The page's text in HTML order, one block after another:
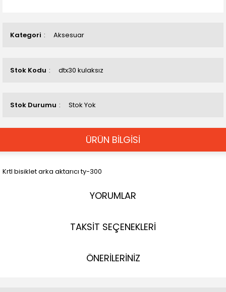
Kategori Aksesuar
Stok Kodu dtx30 kulaksız
Stok Durumu Stok Yok
ÜRÜN BİLGİSİ
Krtl bisiklet arka aktarıcı ty-300
YORUMLAR
TAKSİT SEÇENEKLERİ
ÖNERİLERİNİZ